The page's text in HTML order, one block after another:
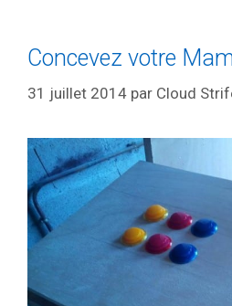
Concevez votre
31 juillet 2014 par Cloud